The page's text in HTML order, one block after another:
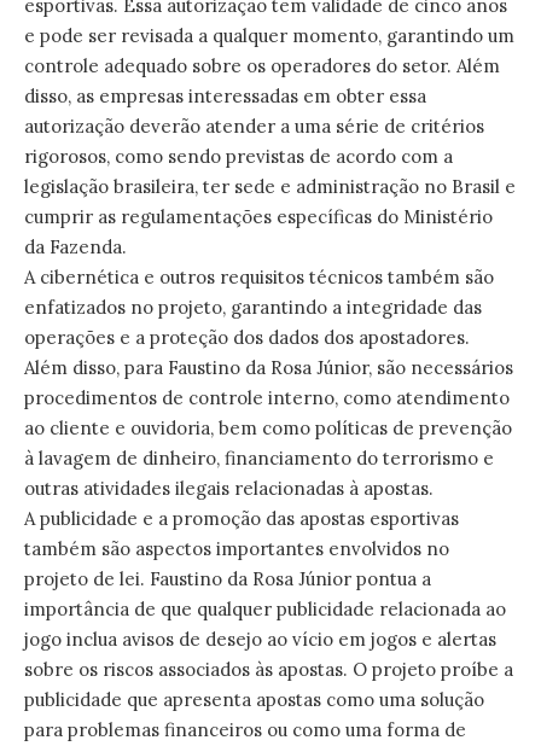
esportivas. Essa autorização tem validade de cinco anos
e pode ser revisada a qualquer momento, garantindo um
controle adequado sobre os operadores do setor. Além
disso, as empresas interessadas em obter essa
autorização deverão atender a uma série de critérios
rigorosos, como sendo previstas de acordo com a
legislação brasileira, ter sede e administração no Brasil e
cumprir as regulamentações específicas do Ministério
da Fazenda.
A cibernética e outros requisitos técnicos também são
enfatizados no projeto, garantindo a integridade das
operações e a proteção dos dados dos apostadores.
Além disso, para Faustino da Rosa Júnior, são necessários
procedimentos de controle interno, como atendimento
ao cliente e ouvidoria, bem como políticas de prevenção
à lavagem de dinheiro, financiamento do terrorismo e
outras atividades ilegais relacionadas à apostas.
A publicidade e a promoção das apostas esportivas
também são aspectos importantes envolvidos no
projeto de lei. Faustino da Rosa Júnior pontua a
importância de que qualquer publicidade relacionada ao
jogo inclua avisos de desejo ao vício em jogos e alertas
sobre os riscos associados às apostas. O projeto proíbe a
publicidade que apresenta apostas como uma solução
para problemas financeiros ou como uma forma de